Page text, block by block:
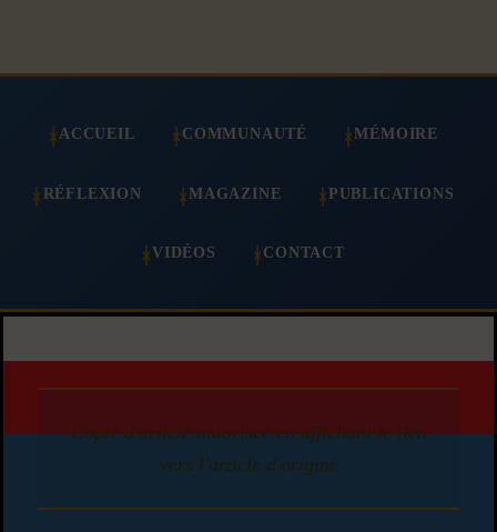
ACCUEIL COMMUNAUTÉ MÉMOIRE
RÉFLEXION MAGAZINE PUBLICATIONS
VIDÉOS CONTACT
Copie d'article autorisée en affichant le lien
vers l'article d'origine